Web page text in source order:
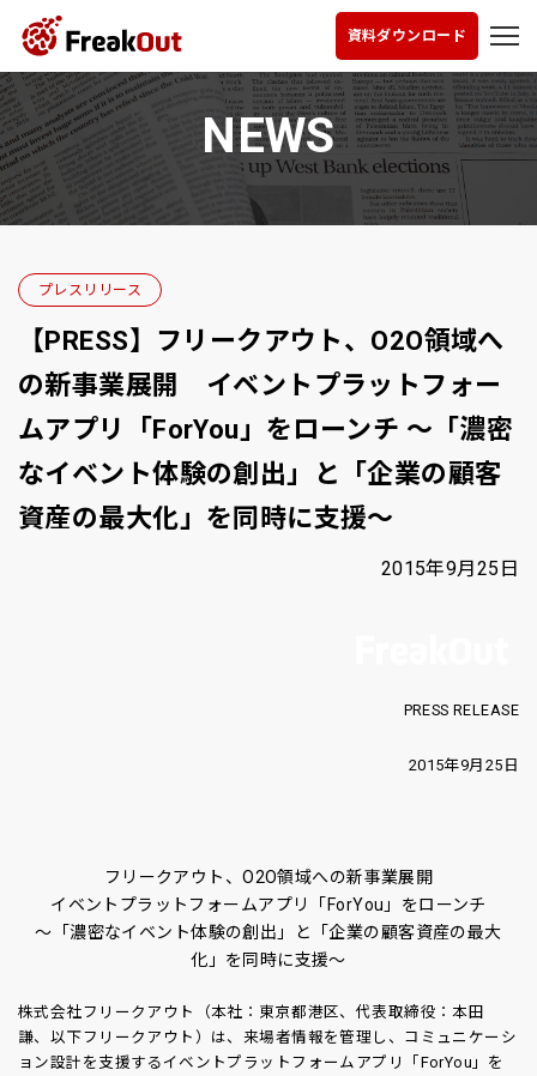
資料ダウンロード
NEWS
プレスリリース
【PRESS】フリークアウト、O2O領域へ
の新事業展開 イベントプラットフォー
ムアプリ「ForYou」をローンチ 〜「濃密
なイベント体験の創出」と「企業の顧客
資産の最大化」を同時に支援〜
2015年9月25日
PRESS RELEASE
2015年9月25日
フリークアウト、O2O領域への新事業展開
イベントプラットフォームアプリ「ForYou」をローンチ
〜 「濃密なイベント体験の創出」と「企業の顧客資産の最大
化」を同時に支援〜
株式会社フリークアウト（本社：東京都港区、代表取締役：本田
謙、以下フリークアウト）は、来場者情報を管理し、コミュニケーシ
ョン設計を支援するイベントプラットフォームアプリ「ForYou」を